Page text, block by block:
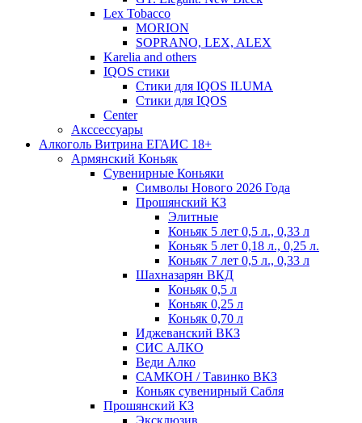
Lex Tobacco
MORION
SOPRANO, LEX, ALEX
Karelia and others
IQOS стики
Стики для IQOS ILUMA
Стики для IQOS
Сenter
Акссессуары
Алкоголь Витрина ЕГАИС 18+
Армянский Коньяк
Сувенирные Коньяки
Символы Нового 2026 Года
Прошянский КЗ
Элитные
Коньяк 5 лет 0,5 л., 0,33 л
Коньяк 5 лет 0,18 л., 0,25 л.
Коньяк 7 лет 0,5 л., 0,33 л
Шахназарян ВКД
Коньяк 0,5 л
Коньяк 0,25 л
Коньяк 0,70 л
Иджеванский ВКЗ
СИС АЛКО
Веди Алко
САМКОН / Тавинко ВКЗ
Коньяк сувенирный Сабля
Прошянский КЗ
Эксклюзив